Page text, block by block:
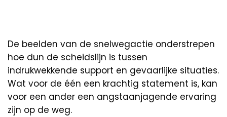
De beelden van de snelwegactie onderstrepen
hoe dun de scheidslijn is tussen
indrukwekkende support en gevaarlijke situaties.
Wat voor de één een krachtig statement is, kan
voor een ander een angstaanjagende ervaring
zijn op de weg.